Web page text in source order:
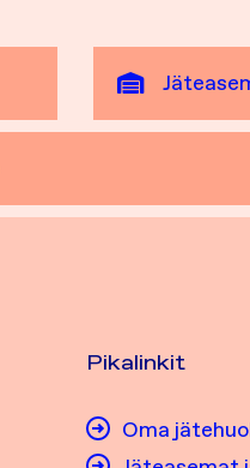
Pikalinkit
Oma